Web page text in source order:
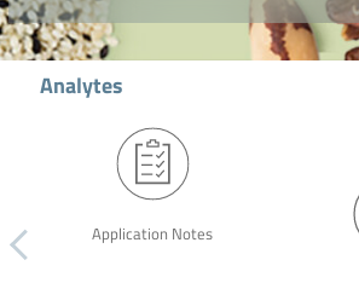
Analytes
Application Notes